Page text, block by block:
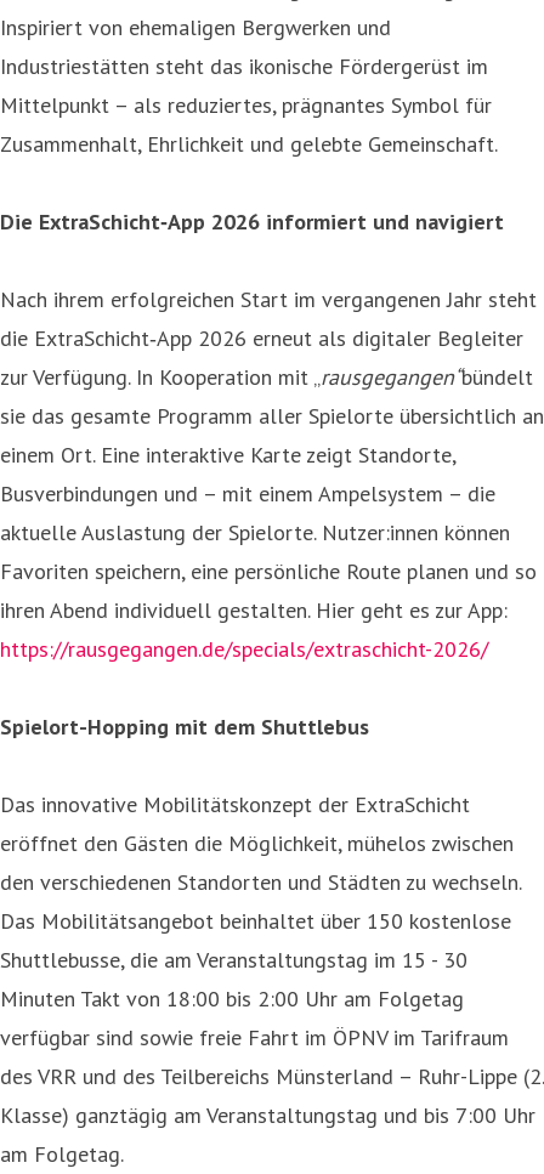
Inspiriert von ehemaligen Bergwerken und
Industriestätten steht das ikonische Fördergerüst im
Mittelpunkt – als reduziertes, prägnantes Symbol für
Zusammenhalt, Ehrlichkeit und gelebte Gemeinschaft.
Die ExtraSchicht‑App 2026 informiert und navigiert
Nach ihrem erfolgreichen Start im vergangenen Jahr steht
die ExtraSchicht‑App 2026 erneut als digitaler Begleiter
zur Verfügung. In Kooperation mit „rausgegangen“bündelt
sie das gesamte Programm aller Spielorte übersichtlich an
einem Ort. Eine interaktive Karte zeigt Standorte,
Busverbindungen und – mit einem Ampelsystem – die
aktuelle Auslastung der Spielorte. Nutzer:innen können
Favoriten speichern, eine persönliche Route planen und so
ihren Abend individuell gestalten. Hier geht es zur App:
https://rausgegangen.de/specials/extraschicht-2026/
Spielort-Hopping mit dem Shuttlebus
Das innovative Mobilitätskonzept der ExtraSchicht
eröffnet den Gästen die Möglichkeit, mühelos zwischen
den verschiedenen Standorten und Städten zu wechseln.
Das Mobilitätsangebot beinhaltet über 150 kostenlose
Shuttlebusse, die am Veranstaltungstag im 15 - 30
Minuten Takt von 18:00 bis 2:00 Uhr am Folgetag
verfügbar sind sowie freie Fahrt im ÖPNV im Tarifraum
des VRR und des Teilbereichs Münsterland – Ruhr-Lippe (2.
Klasse) ganztägig am Veranstaltungstag und bis 7:00 Uhr
am Folgetag.